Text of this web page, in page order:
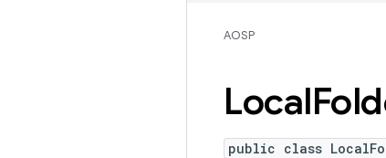
AOSP
Local
public class